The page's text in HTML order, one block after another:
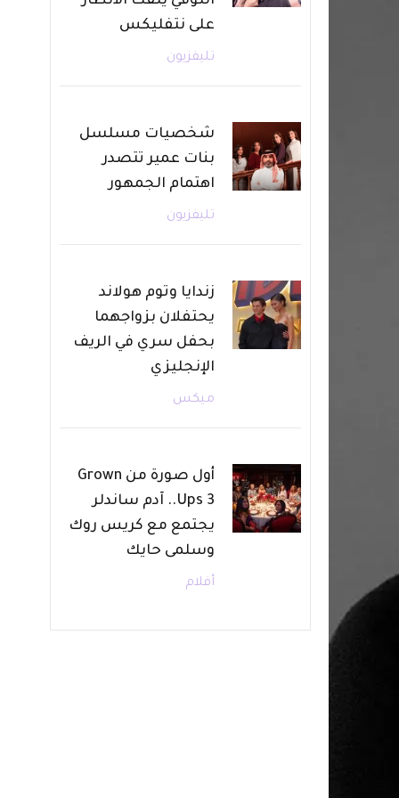
على نتفليكس
تليفزيون
شخصيات مسلسل
بنات عمير تتصدر
اهتمام الجمهور
تليفزيون
زندايا وتوم هولاند
يحتفلان بزواجهما
بحفل سري في الريف
الإنجليزي
ميكس
أول صورة من Grown
Ups 3.. آدم ساندلر
يجتمع مع كريس روك
وسلمى حايك
أفلام